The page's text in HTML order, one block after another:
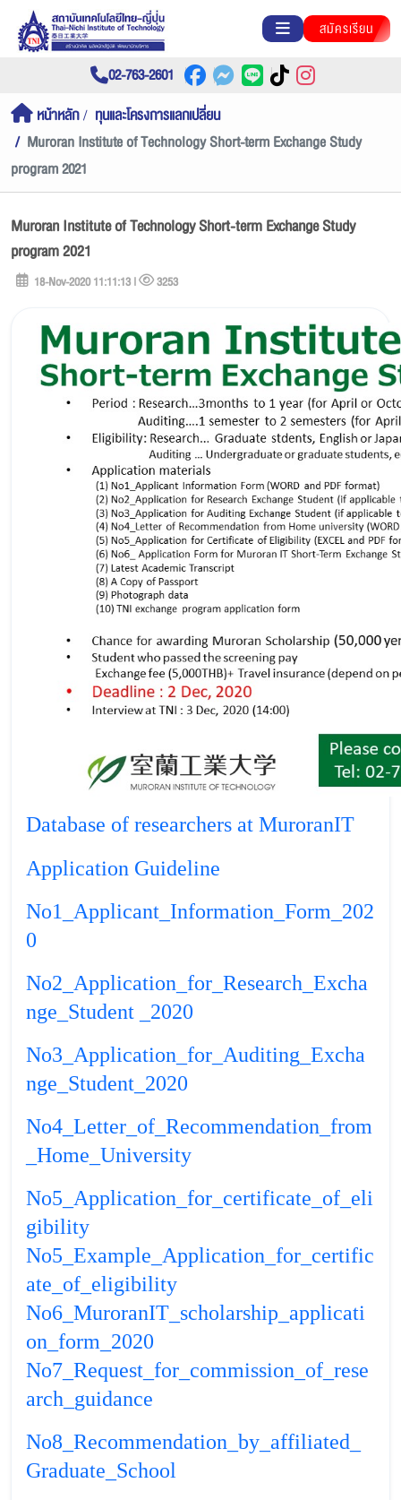
สมัครเรียน
02-763-2601
หน้าหลัก
ทุนและโครงการแลกเปลี่ยน
Muroran Institute of Technology Short-term Exchange Study
program 2021
Muroran Institute of Technology Short-term Exchange Study
program 2021
18-Nov-2020 11:11:13 | 3253
Database of researchers at MuroranIT
Application Guideline
No1_Applicant_Information_Form_202
0
No2_Application_for_Research_Excha
nge_Student _2020
No3_Application_for_Auditing_Excha
nge_Student_2020
No4_Letter_of_Recommendation_from
_Home_University
No5_Application_for_certificate_of_eli
gibility
No5_Example_Application_for_certific
ate_of_eligibility
No6_MuroranIT_scholarship_applicati
on_form_2020
No7_Request_for_commission_of_rese
arch_guidance
No8_Recommendation_by_affiliated_
Graduate_School